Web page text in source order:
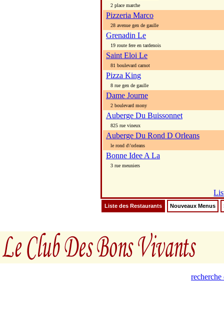
2 place marche
Pizzeria Marco
28 avenue gen de gaulle
Grenadin Le
19 route fere en tardenois
Saint Eloi Le
81 boulevard carnot
Pizza King
8 rue gen de gaulle
Dame Journe
2 boulevard mony
Auberge Du Buissonnet
825 rue vineux
Auberge Du Rond D Orleans
le rond d\'orleans
Bonne Idee A La
3 rue meuniers
Liste des Restaurants Nouveaux Menus
recherche